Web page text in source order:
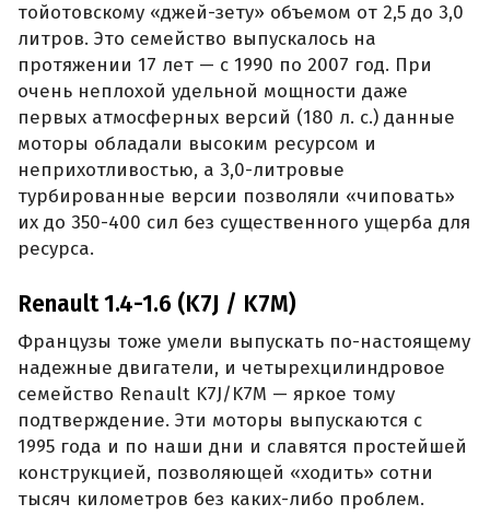
тойотовскому «джей-зету» объемом от 2,5 до 3,0
литров. Это семейство выпускалось на
протяжении 17 лет — с 1990 по 2007 год. При
очень неплохой удельной мощности даже
первых атмосферных версий (180 л. с.) данные
моторы обладали высоким ресурсом и
неприхотливостью, а 3,0-литровые
турбированные версии позволяли «чиповать»
их до 350-400 сил без существенного ущерба для
ресурса.
Renault 1.4-1.6 (K7J / K7M)
Французы тоже умели выпускать по-настоящему
надежные двигатели, и четырехцилиндровое
семейство Renault K7J/K7M — яркое тому
подтверждение. Эти моторы выпускаются с
1995 года и по наши дни и славятся простейшей
конструкцией, позволяющей «ходить» сотни
тысяч километров без каких-либо проблем.